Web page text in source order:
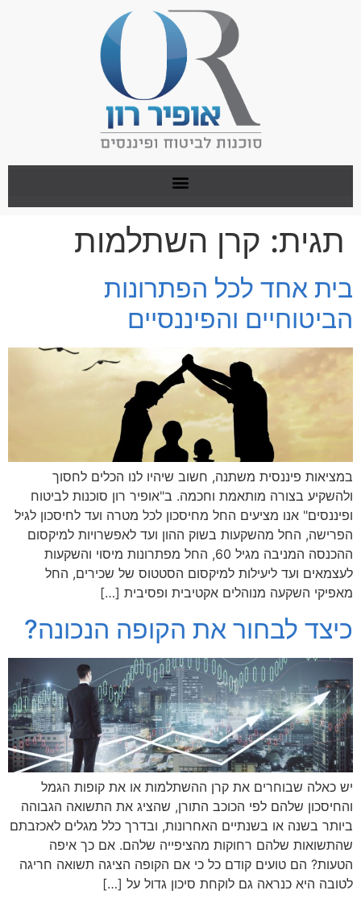
תגית: קרן השתלמות
בית אחד לכל הפתרונות
הביטוחיים והפיננסיים
במציאות פיננסית משתנה, חשוב שיהיו לנו הכלים לחסוך
ולהשקיע בצורה מותאמת וחכמה. ב"אופיר רון סוכנות לביטוח
ופיננסים" אנו מציעים החל מחיסכון לכל מטרה ועד לחיסכון לגיל
הפרישה, החל מהשקעות בשוק ההון ועד לאפשרויות למיקסום
ההכנסה המניבה מגיל 60, החל מפתרונות מיסוי והשקעות
לעצמאים ועד ליעילות למיקסום הסטטוס של שכירים, החל
מאפיקי השקעה מנוהלים אקטיבית ופסיבית […]
כיצד לבחור את הקופה הנכונה?
יש כאלה שבוחרים את קרן ההשתלמות או את קופות הגמל
והחיסכון שלהם לפי הכוכב התורן, שהציג את התשואה הגבוהה
ביותר בשנה או בשנתיים האחרונות, ובדרך כלל מגלים לאכזבתם
שהתשואות שלהם רחוקות מהציפייה שלהם. אם כך איפה
הטעות? הם טועים קודם כל כי אם הקופה הציגה תשואה חריגה
לטובה היא כנראה גם לוקחת סיכון גדול על […]